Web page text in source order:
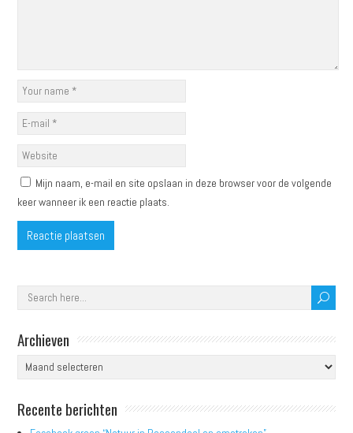
Mijn naam, e-mail en site opslaan in deze browser voor de volgende
keer wanneer ik een reactie plaats.
Archieven
Archieven
Recente berichten